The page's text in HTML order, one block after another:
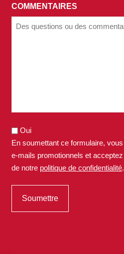
COMMENTAIRES
Oui
En soumettant ce formulaire,
e-mails promotionnels et
de notre politique de confidentialité.